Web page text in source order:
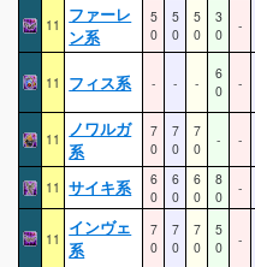
11
ファーレ
ン系
5
0
5
0
5
0
3
0
-
11 フィス系 - - -
6
0
-
11
ノワルガ
系
7
0
7
0
7
0
- -
11 サイキ系
6
0
6
0
6
0
8
0
-
11
インヴェ
系
7
0
7
0
7
0
5
0
-